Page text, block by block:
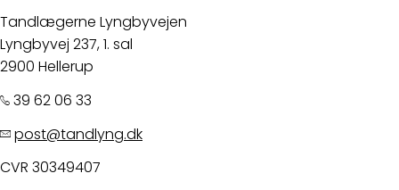
Tandlægerne Lyngbyvejen
Lyngbyvej 237, 1. sal
2900 Hellerup
39 62 06 33
post@tandlyng.dk
CVR 30349407